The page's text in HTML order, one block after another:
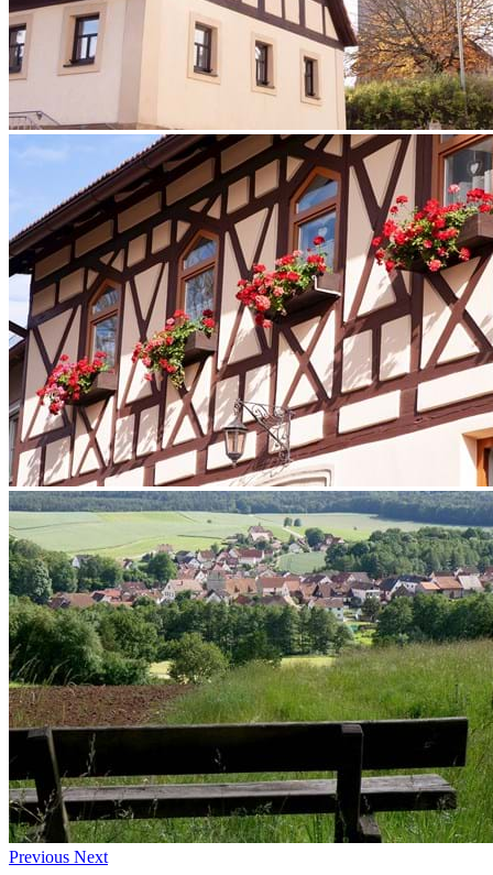
Previous Next